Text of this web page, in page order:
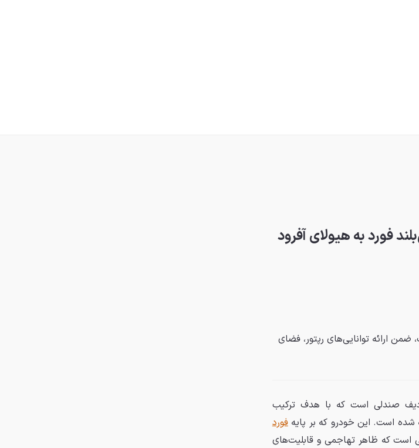
فورد به هیولای آفرود
ارائه توانایی‌های رپتور، فضای
صندلی است که با هدف ترکیب
شده است. این خودرو که بر پایهفورد
است که ظاهر تهاجمی و قابلیت‌های